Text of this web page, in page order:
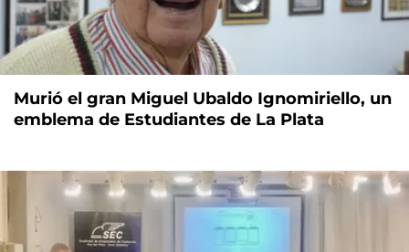
Murió el gran Miguel Ubaldo Ignomiriello, un
emblema de Estudiantes de La Plata